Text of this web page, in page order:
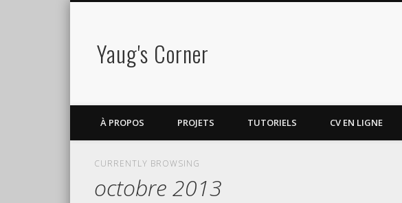
Yaug's Corner
À PROPOS PROJETS TUTORIELS CV EN LIGNE
CURRENTLY BROWSING
octobre 2013